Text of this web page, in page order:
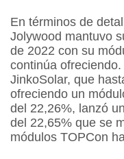
En términos de
Jolywood mantuvo
de 2022 con su
continúa
JinkoSolar, que
ofreciendo un
del 22,26%, lanzó
del 22,65% que se
módulos TOPCon